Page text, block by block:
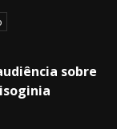
sobre